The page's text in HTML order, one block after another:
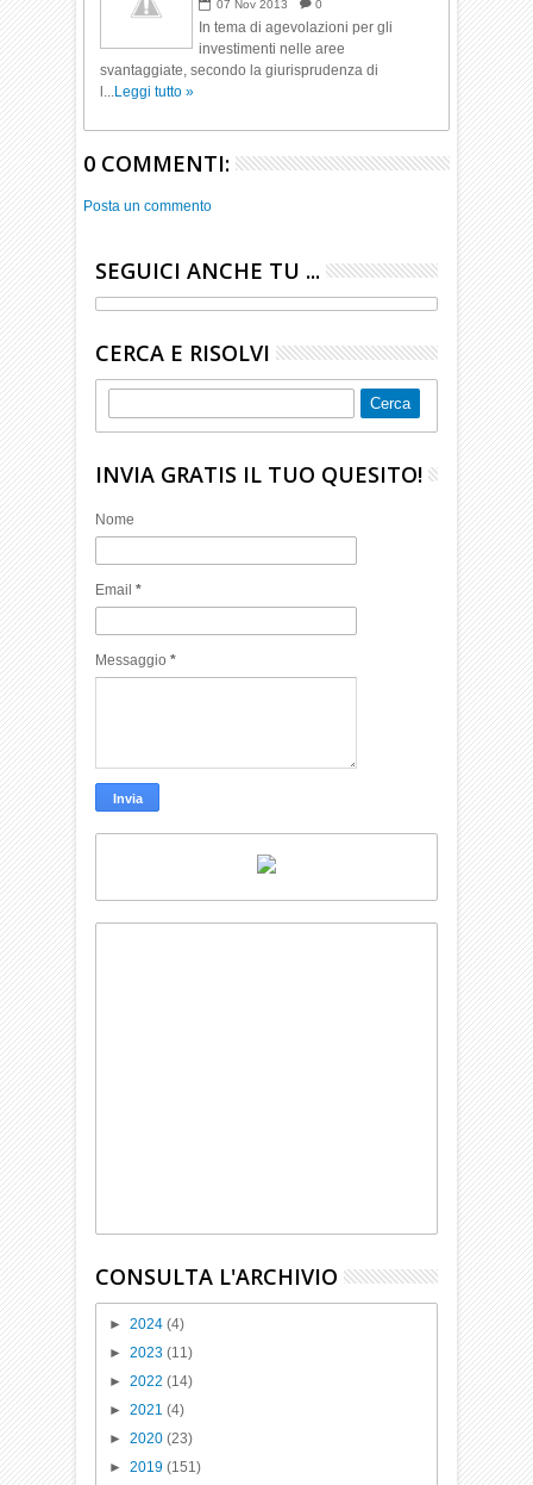
investimenti.
07 Nov 2013 0
In tema di agevolazioni per gli
investimenti nelle aree
svantaggiate, secondo la giurisprudenza di
l...Leggi tutto »
0 COMMENTI:
Posta un commento
SEGUICI ANCHE TU ...
CERCA E RISOLVI
INVIA GRATIS IL TUO QUESITO!
Nome
Email*
Messaggio*
CONSULTA L'ARCHIVIO
►2024(4)
►2023(11)
►2022(14)
►2021(4)
►2020(23)
►2019(151)